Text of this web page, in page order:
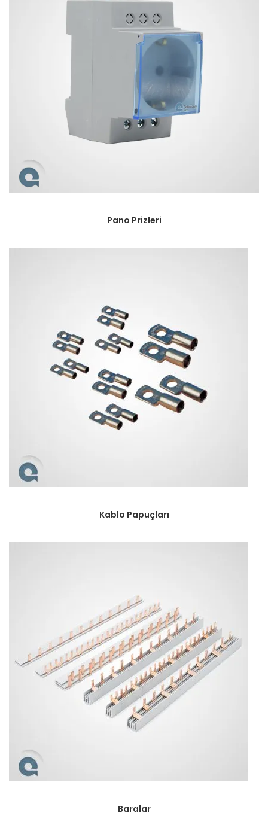
Pano Prizleri
Kablo Papuçları
Baralar